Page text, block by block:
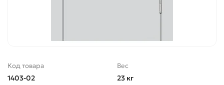
Код товара
1403-02
Вес
23 кг